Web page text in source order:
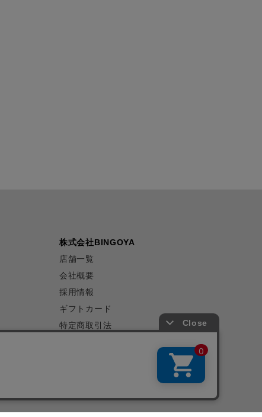
株式会社BINGOYA
店舗一覧
会社概要
採用情報
ギフトカード
特定商取引法